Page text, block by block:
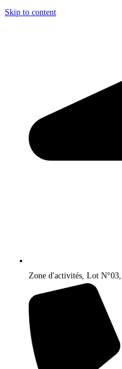
Skip to content
Zone d'activités, Lot